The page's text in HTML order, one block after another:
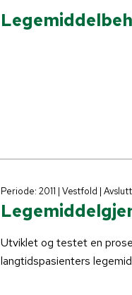
Periode: 2011 | Vestfold |
Utviklet og testet en
langtidspasienters